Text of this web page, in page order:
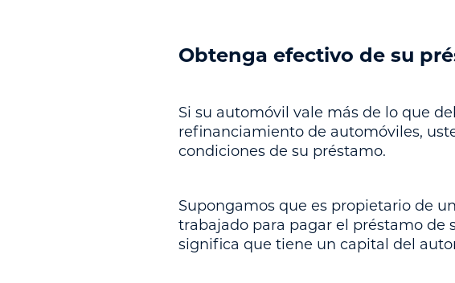
Obtenga efectivo de su
Si su automóvil vale más de lo que
refinanciamiento de automóviles,
condiciones de su préstamo.
Supongamos que es propietario de
trabajado para pagar el préstamo de
significa que tiene un capital del